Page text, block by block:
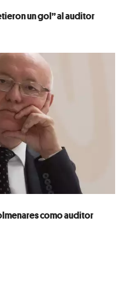
un gol” al auditor
como auditor